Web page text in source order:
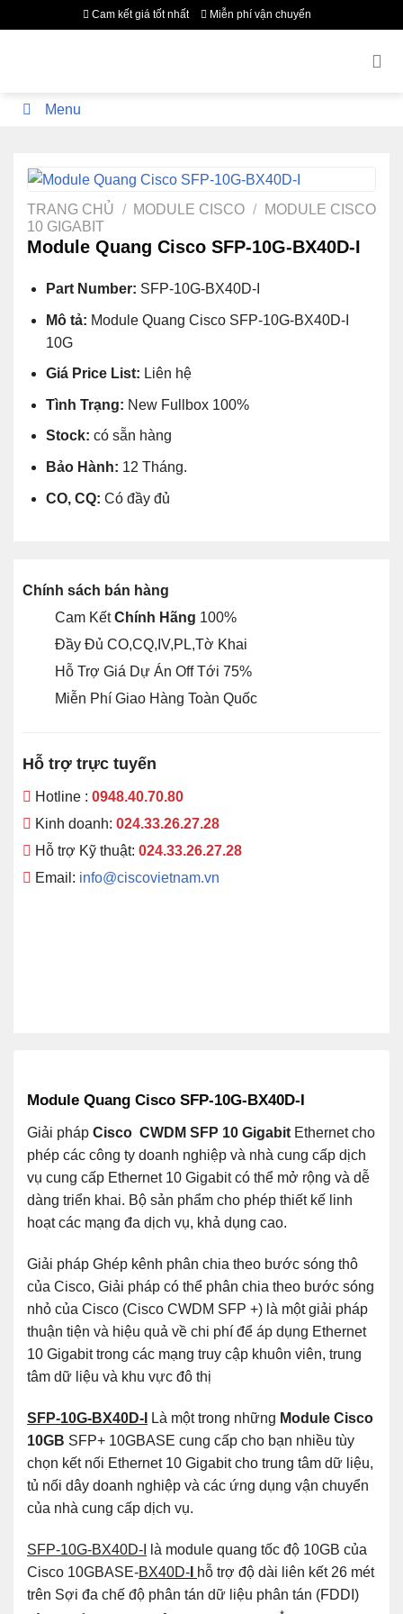
qua
Cam kết giá tốt nhất Miễn phí vận chuyển
Menu
TRANG CHỦ / MODULE CISCO /
MODULE CISCO
10 GIGABIT
Module Quang Cisco SFP-10G-BX40D-I
Part Number: SFP-10G-BX40D-I
Mô tả: Module Quang Cisco SFP-10G-BX40D-I
10G
Giá Price List: Liên hệ
Tình Trạng: New Fullbox 100%
Stock: có sẵn hàng
Bảo Hành: 12 Tháng.
CO, CQ: Có đầy đủ
Chính sách bán hàng
Cam KếtChính Hãng 100%
Đầy Đủ CO,CQ,IV,PL,Tờ Khai
Hỗ Trợ Giá Dự Án Off Tới 75%
Miễn Phí Giao Hàng Toàn Quốc
Hỗ trợ trực tuyến
Hotline : 0948.40.70.80
Kinh doanh: 024.33.26.27.28
Hỗ trợ Kỹ thuật: 024.33.26.27.28
Email: info@ciscovietnam.vn
Module Quang Cisco SFP-10G-BX40D-I
Giải pháp Cisco CWDM SFP 10 GigabitEthernet cho
phép các công ty doanh nghiệp và nhà cung cấp dịch
vụ cung cấp Ethernet 10 Gigabit có thể mở rộng và dễ
dàng triển khai. Bộ sản phẩm cho phép thiết kế linh
hoạt các mạng đa dịch vụ, khả dụng cao.
Giải pháp Ghép kênh phân chia theo bước sóng thô
của Cisco, Giải pháp có thể phân chia theo bước sóng
nhỏ của Cisco (Cisco CWDM SFP +) là một giải pháp
thuận tiện và hiệu quả về chi phí để áp dụng Ethernet
10 Gigabit trong các mạng truy cập khuôn viên, trung
tâm dữ liệu và khu vực đô thị
SFP-10G-BX40D-I Là một trong những Module Cisco
10GB SFP+ 10GBASE cung cấp cho bạn nhiều tùy
chọn kết nối Ethernet 10 Gigabit cho trung tâm dữ liệu,
tủ nối dây doanh nghiệp và các ứng dụng vận chuyển
của nhà cung cấp dịch vụ.
SFP-10G-BX40D-I
là module quang tốc độ 10GB của
Cisco 10GBASE-BX40D- hỗ trợ độ dài liên kết 26 mét
trên Sợi đa chế độ phân tán dữ liệu phân tán (FDDI)